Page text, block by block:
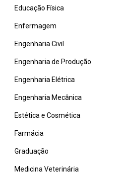
Educação Física
Enfermagem
Engenharia Civil
Engenharia de Produção
Engenharia Elétrica
Engenharia Mecânica
Estética e Cosmética
Farmácia
Graduação
Medicina Veterinária